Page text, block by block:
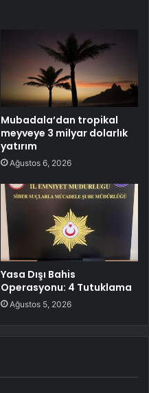
Mubadala’dan tropikal
meyveye 3 milyar dolarlık
yatırım
Ağustos 6, 2026
Yasa Dışı Bahis
Operasyonu: 4 Tutuklama
Ağustos 5, 2026